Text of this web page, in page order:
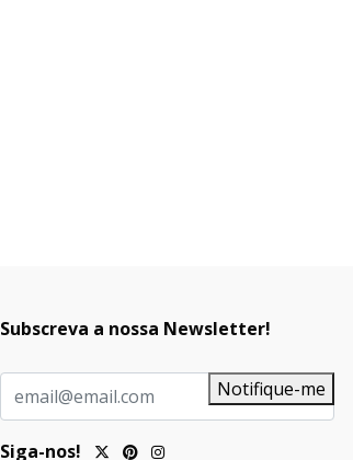
Subscreva a nossa Newsletter!
Notifique-me
Siga-nos!